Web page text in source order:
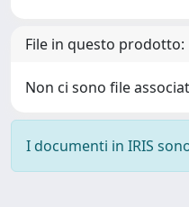
File in questo prodotto:
Non ci sono file
I documenti in IRIS